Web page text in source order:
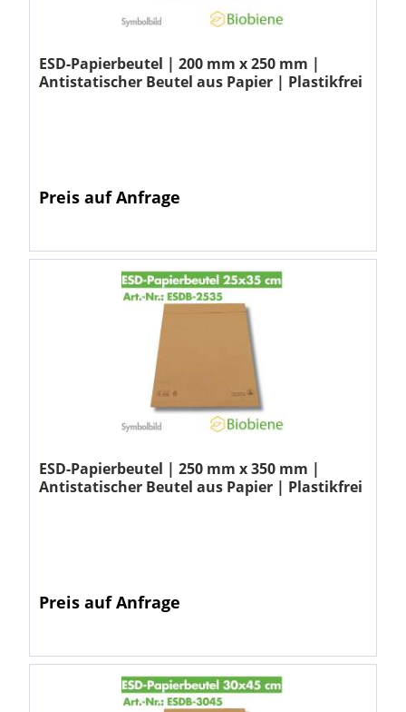
ESD-Papierbeutel | 200 mm x 250 mm |
Antistatischer Beutel aus Papier | Plastikfrei
Preis auf Anfrage
ESD-Papierbeutel | 250 mm x 350 mm |
Antistatischer Beutel aus Papier | Plastikfrei
Preis auf Anfrage